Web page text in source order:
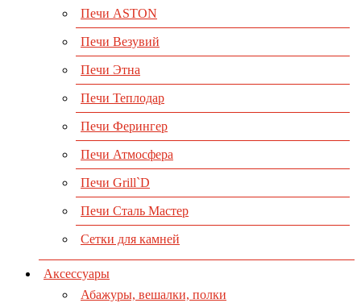
Печи ASTON
Печи Везувий
Печи Этна
Печи Теплодар
Печи Ферингер
Печи Атмосфера
Печи Grill`D
Печи Сталь Мастер
Сетки для камней
Аксессуары
Абажуры, вешалки, полки